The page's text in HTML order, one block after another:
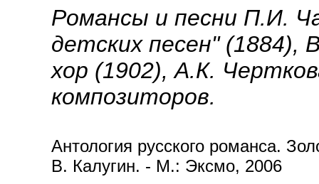
Романсы и песни П.И.
детских песен" (1884),
хор (1902), А.К.
композиторов.
Антология русского романса.
В. Калугин. - М.: Эксмо, 2006